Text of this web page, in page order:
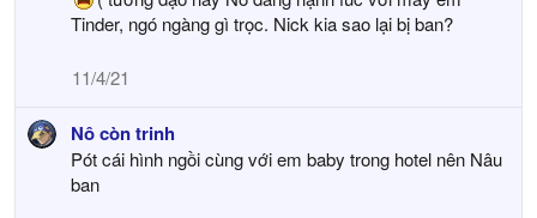
Tinder, ngó ngàng gì trọc. Nick kia sao lại bị ban?
11/4/21
Nô còn trinh
Pót cái hình ngồi cùng với em baby trong hotel nên Nâu
ban